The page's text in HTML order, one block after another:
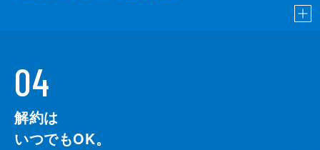
04
解約は
いつでもOK。